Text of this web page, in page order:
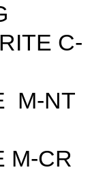
C-
M-NT
M-CR